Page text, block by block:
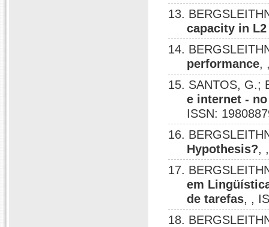
13.
capacity in
14.
performance,
15. SANTOS, G.;
e internet -
ISSN:
16.
Hypothesis?,
17.
em
de tarefas, ,
18.